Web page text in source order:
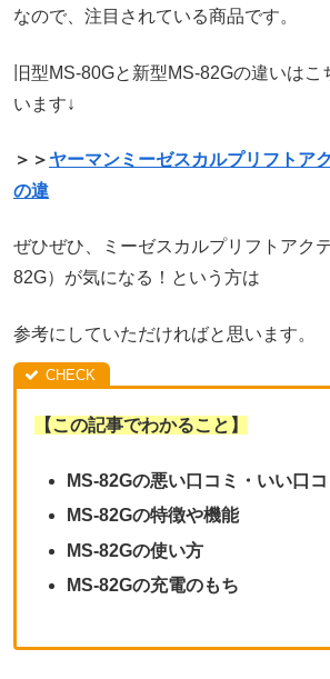
なので、注目されている商品です。
旧型MS-80Gと新型MS-82Gの違いは
います↓
＞＞ ヤーマンミーゼスカルプリフトア
の違
ぜひぜひ、ミーゼスカルプリフトアク
82G）が気になる！という方は
参考にしていただければと思います。
【この記事でわかること】
MS-82Gの悪い口コミ・いい口コ
MS-82Gの特徴や機能
MS-82Gの使い方
MS-82Gの充電のもち